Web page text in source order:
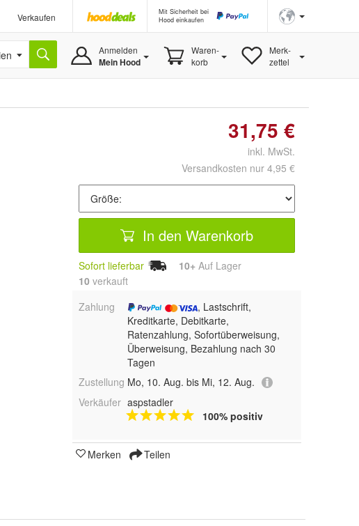
Verkaufen
Mit Sicherheit bei
Hood einkaufen
Anmelden
Mein Hood
Waren-
korb
Merk-
zettel
31,75 €
inkl. MwSt.
Versandkosten nur 4,95 €
In den Warenkorb
Sofort lieferbar 10+ Auf Lager
10 verkauft
Zahlung
, Lastschrift,
Kreditkarte, Debitkarte,
Ratenzahlung, Sofortüberweisung,
Überweisung, Bezahlung nach 30
Tagen
Zustellung Mo, 10. Aug. bis Mi, 12. Aug.
Verkäufer aspstadler
100% positiv
Merken Teilen